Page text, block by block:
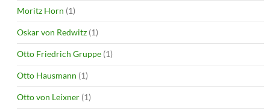
Moritz Horn (1)
Oskar von Redwitz (1)
Otto Friedrich Gruppe (1)
Otto Hausmann (1)
Otto von Leixner (1)